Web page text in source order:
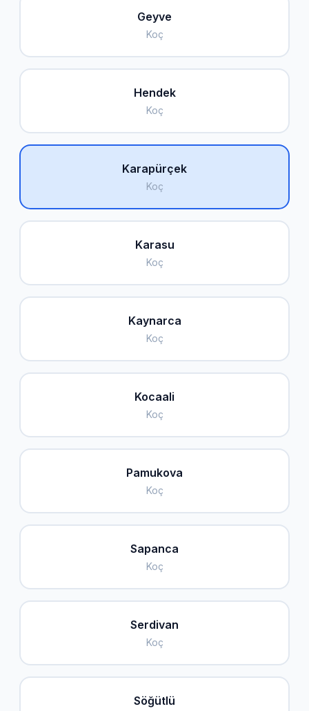
Geyve
Koç
Hendek
Koç
Karapürçek
Koç
Karasu
Koç
Kaynarca
Koç
Kocaali
Koç
Pamukova
Koç
Sapanca
Koç
Serdivan
Koç
Söğütlü